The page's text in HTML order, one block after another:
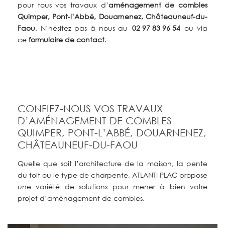
pourtous vos travaux d’aménagement de combles
Quimper, Pont-l’Abbé, Douarnenez, Châteauneuf-du-
Faou. N’hésitez pas à nous au 02 97 83 96 54 ou via
ce formulaire de contact.
CONFIEZ-NOUS VOS TRAVAUX
D’AMÉNAGEMENT DE COMBLES
QUIMPER, PONT-L’ABBÉ, DOUARNENEZ,
CHÂTEAUNEUF-DU-FAOU
Quelle que soit l’architecture de la maison, la pente
du toit ou le type de charpente, ATLANTI PLAC propose
une variété de solutions pour mener à bien votre
projet d’aménagement de combles.